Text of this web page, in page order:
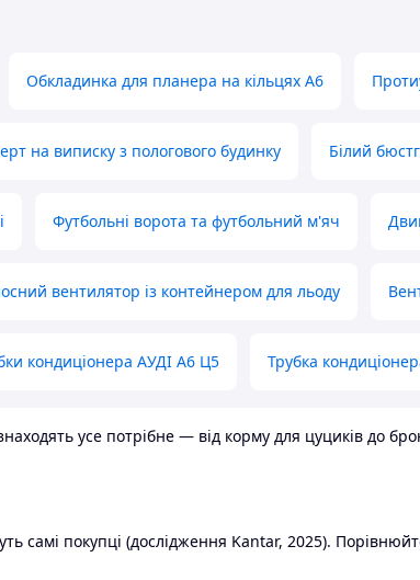
Обкладинка для планера на кільцях А6
на виписку з пологового будинку Білий
Футбольні ворота та футбольний м'яч
вентилятор із контейнером для льоду
кондиціонера АУДІ А6 Ц5 Трубка
усе потрібне — від корму для цуциків до
самі покупці (дослідження Kantar, 2025).